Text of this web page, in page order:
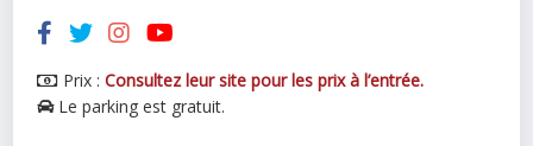
Prix :Consultez leur site pour les prix à l’entrée.
Le parking est gratuit.